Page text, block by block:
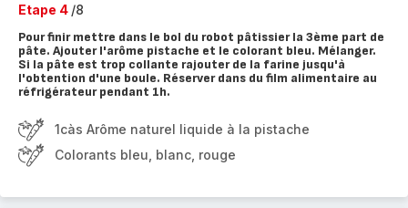
Etape 4 /8
Pour finir mettre dans le bol du robot pâtissier la 3ème part de
pâte. Ajouter l'arôme pistache et le colorant bleu. Mélanger.
Si la pâte est trop collante rajouter de la farine jusqu'à
l'obtention d'une boule. Réserver dans du film alimentaire au
réfrigérateur pendant 1h.
1càs Arôme naturel liquide à la pistache
Colorants bleu, blanc, rouge